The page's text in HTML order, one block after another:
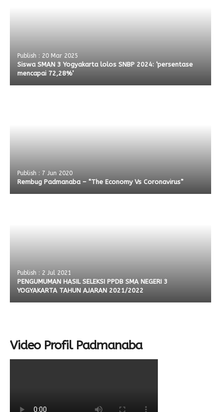
Publish : 20 Mar 2025
Siswa SMAN 3 Yogyakarta lolos SNBP 2024: ‘persentase
mencapai 72,28%’
Publish : 7 Jun 2020
Rembug Padmanaba – “The Economy Vs Coronavirus”
Publish : 2 Jul 2021
PENGUMUMAN HASIL SELEKSI PPDB SMA NEGERI 3
YOGYAKARTA TAHUN AJARAN 2021/2022
Video Profil Padmanaba